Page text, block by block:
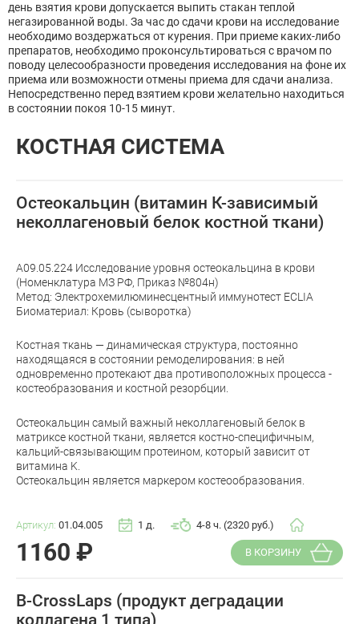
день взятия крови допускается выпить стакан теплой
негазированной воды. За час до сдачи крови на исследование
необходимо воздержаться от курения. При приеме каких-либо
препаратов, необходимо проконсультироваться с врачом по
поводу целесообразности проведения исследования на фоне их
приема или возможности отмены приема для сдачи анализа.
Непосредственно перед взятием крови желательно находиться
в состоянии покоя 10-15 минут.
КОСТНАЯ СИСТЕМА
Остеокальцин (витамин К-зависимый
неколлагеновый белок костной ткани)
A09.05.224 Исследование уровня остеокальцина в крови
(Номенклатура МЗ РФ, Приказ №804н)
Метод: Электрохемилюминесцентный иммунотест ECLIA
Биоматериал: Кровь (сыворотка)
Костная ткань — динамическая структура, постоянно
находящаяся в состоянии ремоделирования: в ней
одновременно протекают два противоположных процесса -
костеобразования и костной резорбции.
Остеокальцин самый важный неколлагеновый белок в
матриксе костной ткани, является костно-специфичным,
кальций-связывающим протеином, который зависит от
витамина K.
Остеокальцин является маркером костеообразования.
Артикул: 01.04.005 1 д. 4-8 ч. (2320 руб.)
1160 ₽ В КОРЗИНУ
B-CrossLaps (продукт деградации
коллагена 1 типа)